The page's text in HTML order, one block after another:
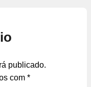
publicado.
com *